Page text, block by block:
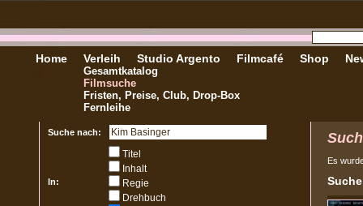
Home Verleih
Gesamtkatalog
Filmsuche
Fristen, Preise, Club, Drop-Box
Fernleihe
Studio Argento Filmcafé Shop
Suche nach:
In:
Titel
Inhalt
Regie
Drehbuch
Es